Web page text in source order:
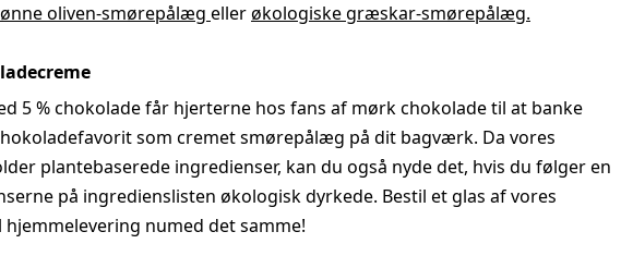
oliven-smørepålæg ellerøkologiske græskar-smørepålæg.
5 % chokolade får hjerterne hos fans af mørk chokolade til at banke
som cremet smørepålæg på dit bagværk. Da vores
plantebaserede ingredienser, kan du også nyde det, hvis du følger en
på ingredienslisten økologisk dyrkede. Bestil et glas af vores
numed det samme!